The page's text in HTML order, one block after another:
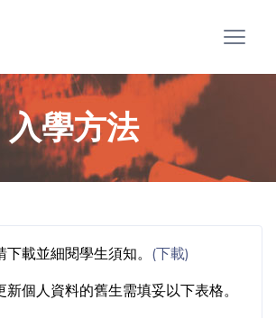
入學方法
載並細閱學生須知。 (下載)
新個人資料的舊生需填妥以下表格。